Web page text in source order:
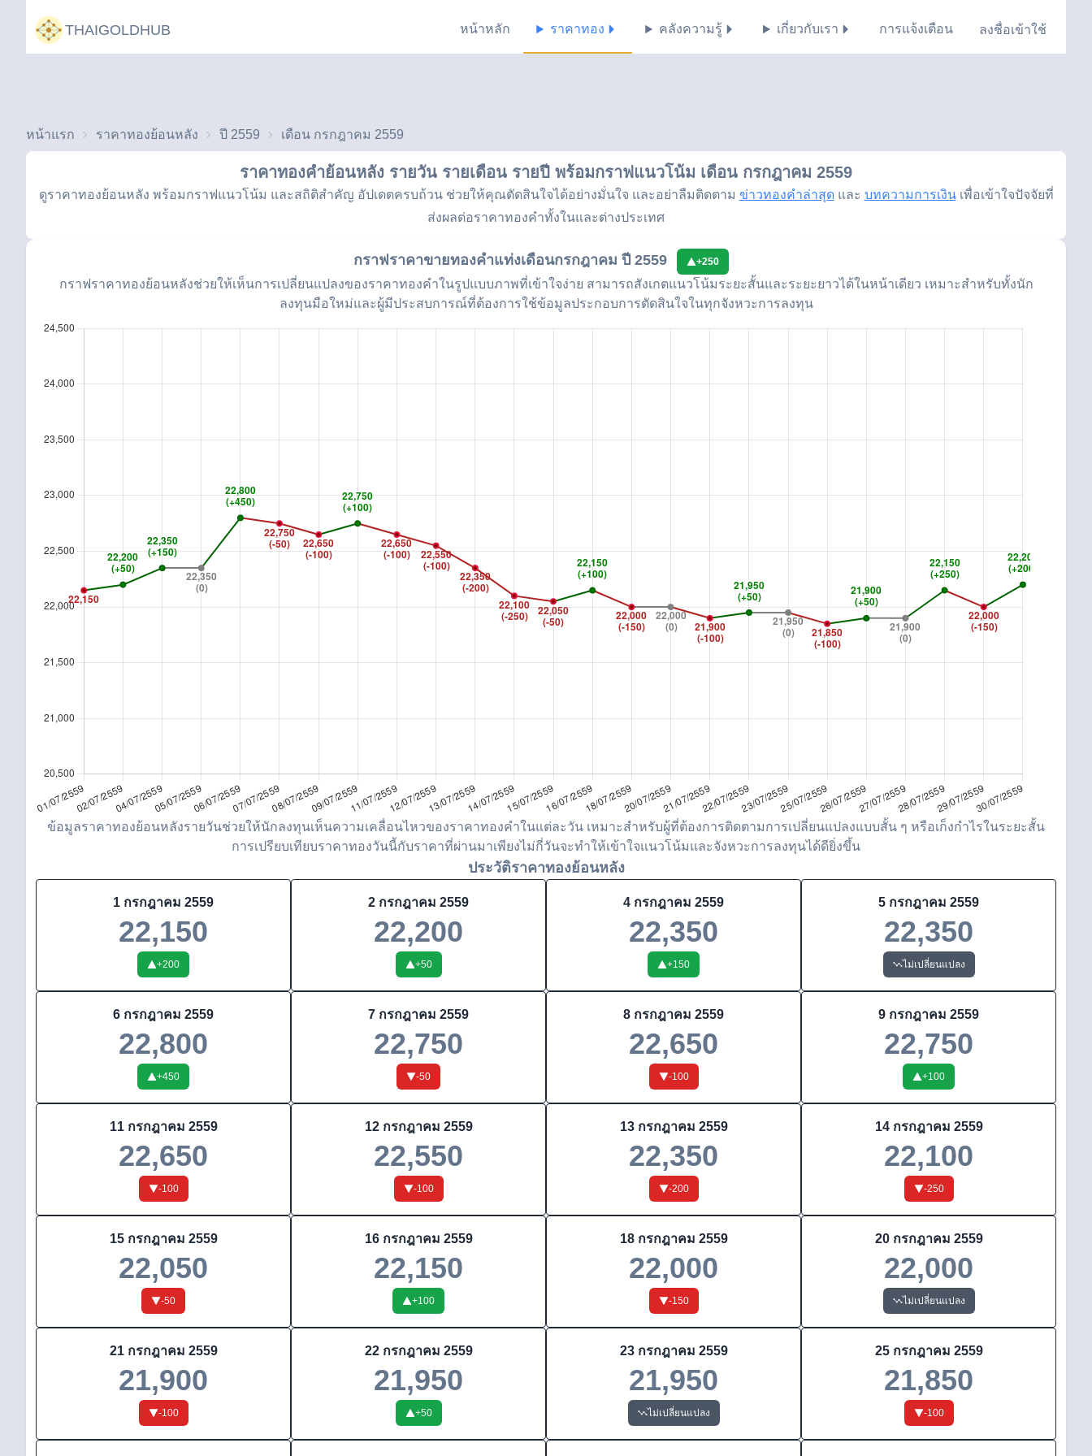
THAIGOLDHUB หน้าหลัก ราคาทอง คลังความรู้ เกี่ยวกับเรา การแจ้งเตือน ลงชื่อเข้าใช้
หน้าแรก ราคาทองย้อนหลัง ปี 2559 เดือน กรกฎาคม 2559
ราคาทองคำย้อนหลัง รายวัน รายเดือน รายปี พร้อมกราฟแนวโน้ม เดือน กรกฎาคม 2559
ดูราคาทองย้อนหลัง พร้อมกราฟแนวโน้ม และสถิติสำคัญ อัปเดตครบถ้วน ช่วยให้คุณตัดสินใจได้อย่างมั่นใจ และอย่าลืมติดตาม ข่าวทองคำล่าสุด และ บทความการเงิน เพื่อเข้าใจปัจจัยที่
ส่งผลต่อราคาทองคำทั้งในและต่างประเทศ
กราฟราคาขายทองคำแท่งเดือนกรกฎาคม ปี 2559 +250
กราฟราคาทองย้อนหลังช่วยให้เห็นการเปลี่ยนแปลงของราคาทองคำในรูปแบบภาพที่เข้าใจง่าย สามารถสังเกตแนวโน้มระยะสั้นและระยะยาวได้ในหน้าเดียว เหมาะสำหรับทั้งนัก
ลงทุนมือใหม่และผู้มีประสบการณ์ที่ต้องการใช้ข้อมูลประกอบการตัดสินใจในทุกจังหวะการลงทุน
ข้อมูลราคาทองย้อนหลังรายวันช่วยให้นักลงทุนเห็นความเคลื่อนไหวของราคาทองคำในแต่ละวัน เหมาะสำหรับผู้ที่ต้องการติดตามการเปลี่ยนแปลงแบบสั้น ๆ หรือเก็งกำไรในระยะสั้น
การเปรียบเทียบราคาทองวันนี้กับราคาที่ผ่านมาเพียงไม่กี่วันจะทำให้เข้าใจแนวโน้มและจังหวะการลงทุนได้ดียิ่งขึ้น
ประวัติราคาทองย้อนหลัง
1 กรกฎาคม 2559
22,150
+200
2 กรกฎาคม 2559
22,200
+50
4 กรกฎาคม 2559
22,350
+150
5 กรกฎาคม 2559
22,350
ไม่เปลี่ยนแปลง
6 กรกฎาคม 2559
22,800
+450
7 กรกฎาคม 2559
22,750
-50
8 กรกฎาคม 2559
22,650
-100
9 กรกฎาคม 2559
22,750
+100
11 กรกฎาคม 2559
22,650
-100
12 กรกฎาคม 2559
22,550
-100
13 กรกฎาคม 2559
22,350
-200
14 กรกฎาคม 2559
22,100
-250
15 กรกฎาคม 2559
22,050
-50
16 กรกฎาคม 2559
22,150
+100
18 กรกฎาคม 2559
22,000
-150
20 กรกฎาคม 2559
22,000
ไม่เปลี่ยนแปลง
21 กรกฎาคม 2559
21,900
-100
22 กรกฎาคม 2559
21,950
+50
23 กรกฎาคม 2559
21,950
ไม่เปลี่ยนแปลง
25 กรกฎาคม 2559
21,850
-100